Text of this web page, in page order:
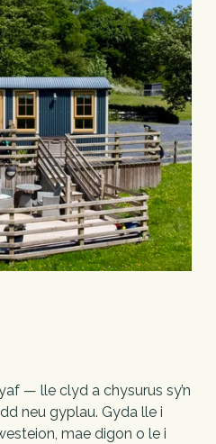
— lle clyd a chysurus sy’n
neu gyplau. Gyda lle i
mae digon o le i